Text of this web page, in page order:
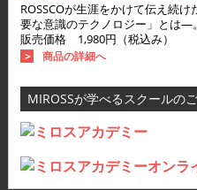
ROSSCOが生涯をかけて伝え続
要な意識のテクノロジー」とは―。
販売価格 1,980円（税込み）
商品の詳細へ
MIROSSが学べるスクールの